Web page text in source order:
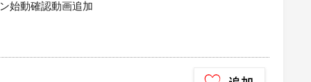
始動確認動画追加